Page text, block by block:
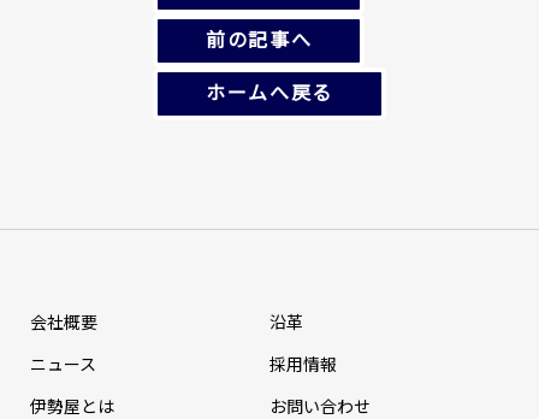
前の記事へ
ホームへ戻る
会社概要
ニュース
伊勢屋とは
沿革
採⽤情報
お問い合わせ